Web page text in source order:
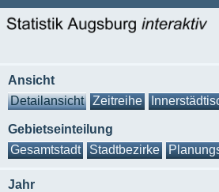
Ansicht
Detailansicht
Zeitreihe
Gebietseinteilung
Gesamtstadt
Stadtbezirke
Jahr